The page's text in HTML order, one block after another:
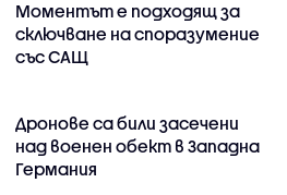
Моментът е подходящ за
сключване на споразумение
със САЩ
Дронове са били засечени
над военен обект в Западна
Германия